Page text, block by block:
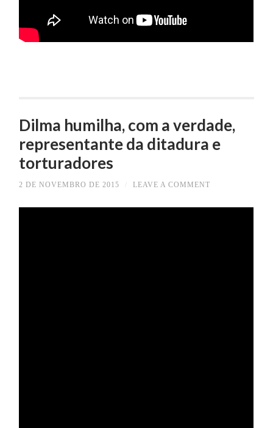
Dilma humilha, com a verdade,
representante da ditadura e
torturadores
2 DE NOVEMBRO DE 2015 LEAVE A COMMENT